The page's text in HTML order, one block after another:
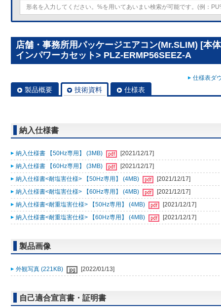
店舗・事務所用パッケージエアコン(Mr.SLIM) [本
インパワーカセット> PLZ-ERMP56SEEZ-A
仕様表ダ
製品概要 技術資料 仕様表
納入仕様書
納入仕様書 【50Hz専用】 (3MB)
[2021/12/17]
納入仕様書 【60Hz専用】 (3MB)
[2021/12/17]
納入仕様書<耐塩害仕様> 【50Hz専用】 (4MB)
[2021/12/17]
納入仕様書<耐塩害仕様> 【60Hz専用】 (4MB)
[2021/12/17]
納入仕様書<耐重塩害仕様> 【50Hz専用】 (4MB)
[2021/12/17]
納入仕様書<耐重塩害仕様> 【60Hz専用】 (4MB)
[2021/12/17]
製品画像
外観写真 (221KB) [2022/01/13]
自己適合宣言書・証明書